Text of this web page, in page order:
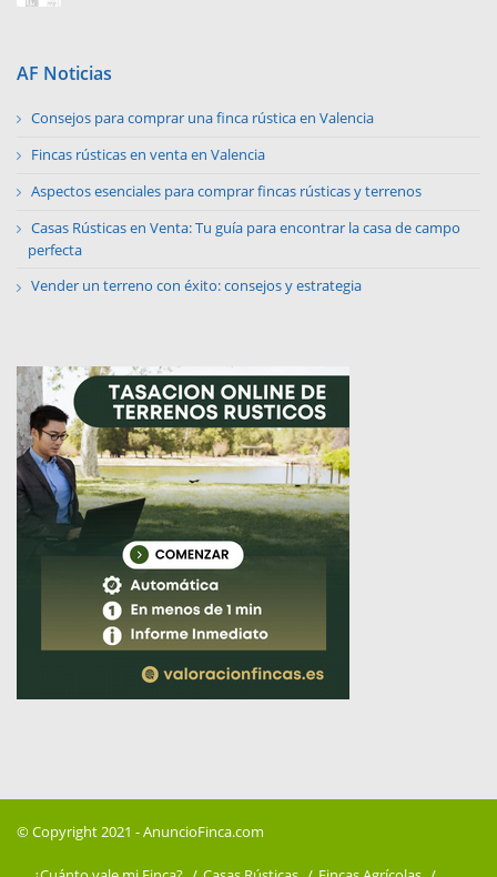
AF Noticias
Consejos para comprar una finca rústica en Valencia
Fincas rústicas en venta en Valencia
Aspectos esenciales para comprar fincas rústicas y terrenos
Casas Rústicas en Venta: Tu guía para encontrar la casa de campo
perfecta
Vender un terreno con éxito: consejos y estrategia
© Copyright 2021 -AnuncioFinca.com